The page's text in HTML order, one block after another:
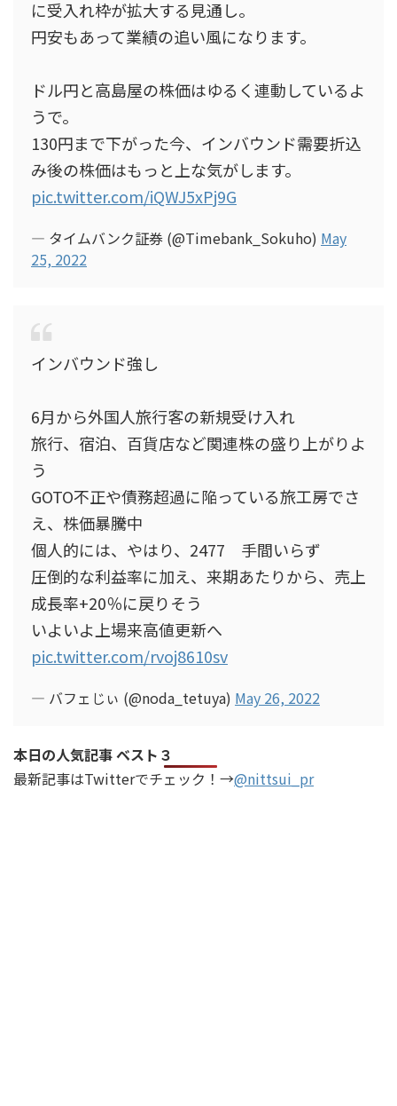
に受入れ枠が拡大する見通し。
円安もあって業績の追い風になります。
ドル円と高島屋の株価はゆるく連動しているよ
うで。
130円まで下がった今、インバウンド需要折込
み後の株価はもっと上な気がします。
pic.twitter.com/iQWJ5xPj9G
— タイムバンク証券 (@Timebank_Sokuho) May
25, 2022
インバウンド強し
6月から外国人旅行客の新規受け入れ
旅行、宿泊、百貨店など関連株の盛り上がりよ
う
GOTO不正や債務超過に陥っている旅工房でさ
え、株価暴騰中
個人的には、やはり、2477 手間いらず
圧倒的な利益率に加え、来期あたりから、売上
成長率+20％に戻りそう
いよいよ上場来高値更新へ
pic.twitter.com/rvoj8610sv
— バフェじぃ (@noda_tetuya) May 26, 2022
本日の人気記事 ベスト３
最新記事はTwitterでチェック！→@nittsui_pr